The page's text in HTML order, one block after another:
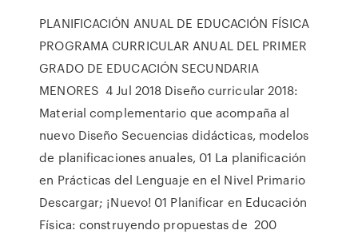
PLANIFICACIÓN ANUAL DE EDUCACIÓN FÍSICA
PROGRAMA CURRICULAR ANUAL DEL PRIMER
GRADO DE EDUCACIÓN SECUNDARIA
MENORES 4 Jul 2018 Diseño curricular 2018:
Material complementario que acompaña al
nuevo Diseño Secuencias didácticas, modelos
de planificaciones anuales, 01 La planificación
en Prácticas del Lenguaje en el Nivel Primario
Descargar; ¡Nuevo! 01 Planificar en Educación
Física: construyendo propuestas de 200